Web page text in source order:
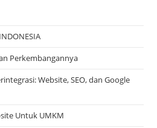
Perkembangannya
Website, SEO, dan Google
Untuk UMKM